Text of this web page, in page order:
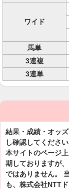
ワイド
馬単
3連複
3連単
結果・成績・オッ
し確認してください
本サイトのページ
期しておりますが
ではありません。
も、株式会社NTT